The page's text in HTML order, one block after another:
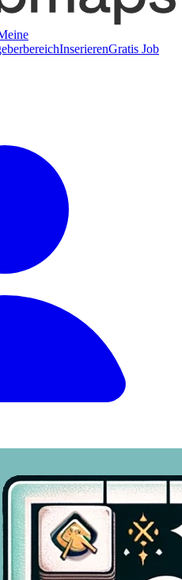
InserierenGratis Job